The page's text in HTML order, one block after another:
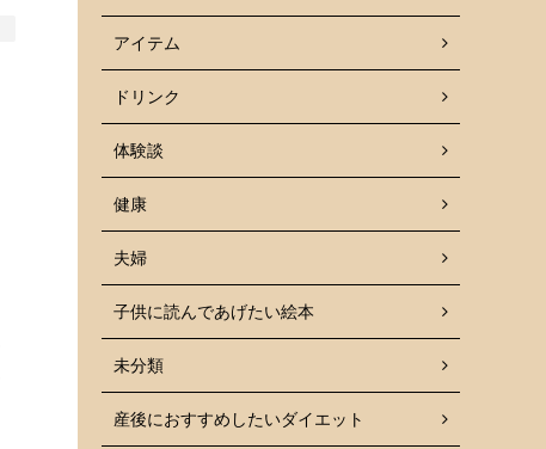
アイテム
ドリンク
体験談
健康
夫婦
子供に読んであげたい絵本
未分類
産後におすすめしたいダイエット